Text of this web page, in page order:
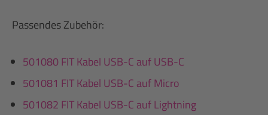
Passendes Zubehör:
501080 FIT Kabel USB-C auf USB-C
501081 FIT Kabel USB-C auf Micro
501082 FIT Kabel USB-C auf Lightning